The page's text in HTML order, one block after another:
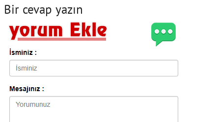
Bir cevap yazın